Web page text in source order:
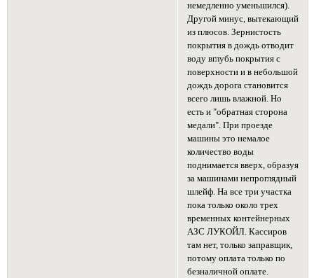
немедленно уменьшился).
Другой минус, вытекающий
из плюсов. Зернистость
покрытия в дождь отводит
воду вглубь покрытия с
поверхности и в небольшой
дождь дорога становится
всего лишь влажной. Но
есть и "обратная сторона
медали". При проезде
машины это немалое
количество воды
поднимается вверх, образуя
за машинами непроглядный
шлейф. На все три участка
пока только около трех
временных контейнерных
АЗС ЛУКОЙЛ. Кассиров
там нет, только заправщик,
потому оплата только по
безналичной оплате.